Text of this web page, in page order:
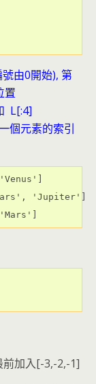
由0開始), 第
置
L[:4]
個元素的索引
'Jupiter']
前加入[-3,-2,-1]